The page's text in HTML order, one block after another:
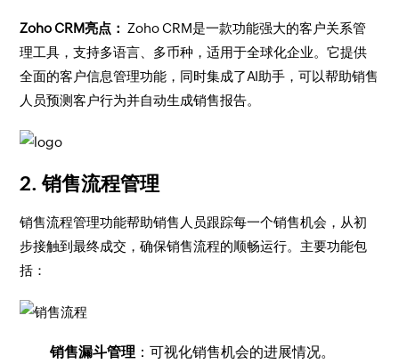
Zoho CRM亮点： Zoho CRM是一款功能强大的客户关系管
理工具，支持多语言、多币种，适用于全球化企业。它提供
全面的客户信息管理功能，同时集成了AI助手，可以帮助销售
人员预测客户行为并自动生成销售报告。
2. 销售流程管理
销售流程管理功能帮助销售人员跟踪每一个销售机会，从初
步接触到最终成交，确保销售流程的顺畅运行。主要功能包
括：
销售漏斗管理 ：可视化销售机会的进展情况。